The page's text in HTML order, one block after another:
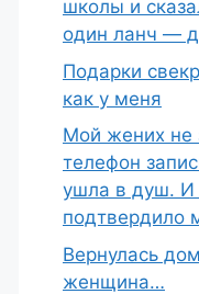
школы и
один ланч —
Подарки
как у меня
Мой жених не
телефон
ушла в душ. И
подтвердило
Вернулась
женщина…